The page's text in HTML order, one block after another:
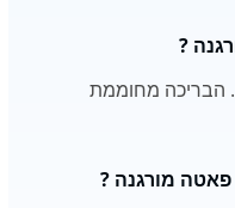
?
הבריכה מחוממת
פאטה מורגנה ?